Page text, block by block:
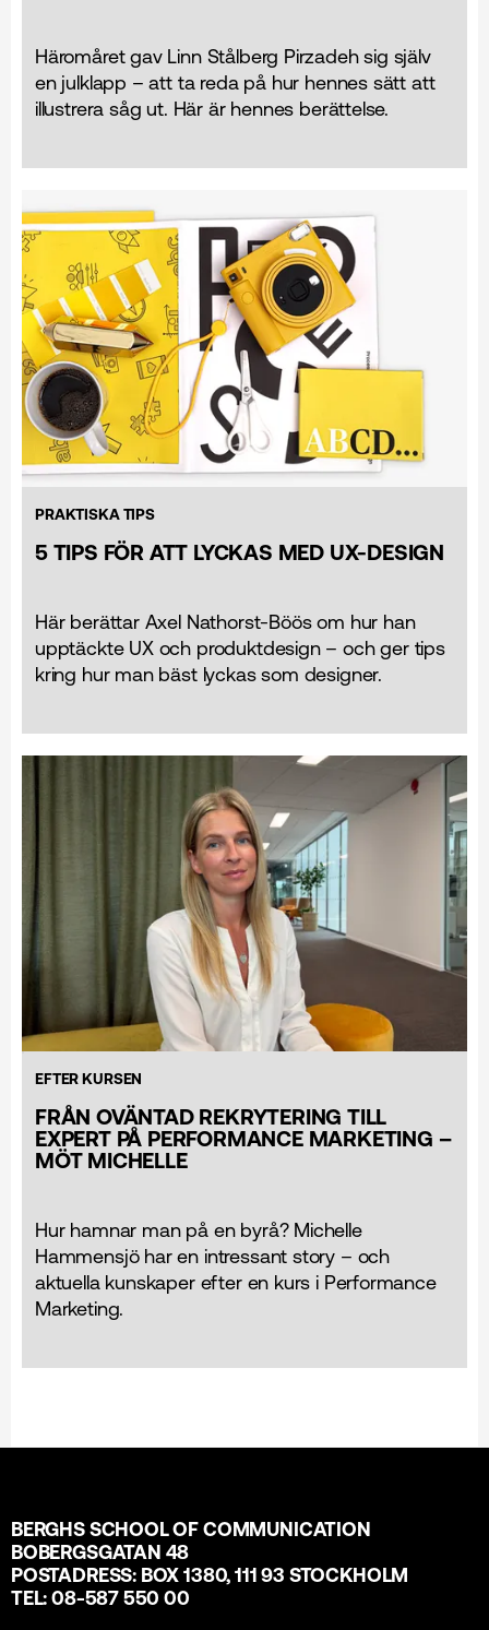
Häromåret gav Linn Stålberg Pirzadeh sig själv
en julklapp – att ta reda på hur hennes sätt att
illustrera såg ut. Här är hennes berättelse.
PRAKTISKA TIPS
5 TIPS FÖR ATT LYCKAS MED UX-DESIGN
Här berättar Axel Nathorst-Böös om hur han
upptäckte UX och produktdesign – och ger tips
kring hur man bäst lyckas som designer.
EFTER KURSEN
FRÅN OVÄNTAD REKRYTERING TILL
EXPERT PÅ PERFORMANCE MARKETING –
MÖT MICHELLE
Hur hamnar man på en byrå? Michelle
Hammensjö har en intressant story – och
aktuella kunskaper efter en kurs i Performance
Marketing.
BERGHS SCHOOL OF COMMUNICATION
BOBERGSGATAN 48
POSTADRESS: BOX 1380, 111 93 STOCKHOLM
TEL: 08-587 550 00